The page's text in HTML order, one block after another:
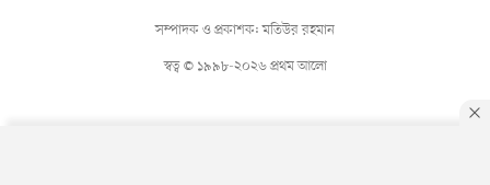
স্বত্ব © ১৯৯৮-২০২৬ প্রথম আলো
সম্পাদক ও প্রকাশক: মতিউর রহমান